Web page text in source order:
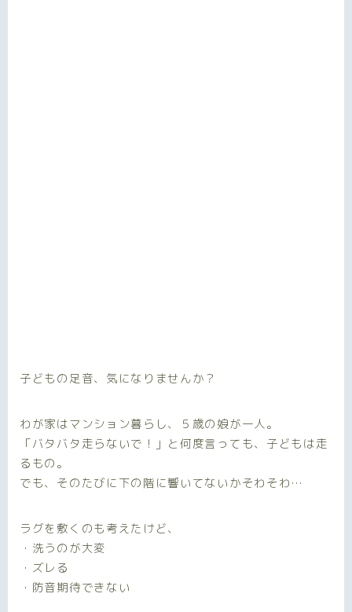
子どもの足音、気になりませんか？
わが家はマンション暮らし、５歳の娘が一人。
「バタバタ走らないで！」と何度言っても、子どもは走
るもの。
でも、そのたびに下の階に響いてないかそわそわ…
ラグを敷くのも考えたけど、
・洗うのが大変
・ズレる
・防音期待できない